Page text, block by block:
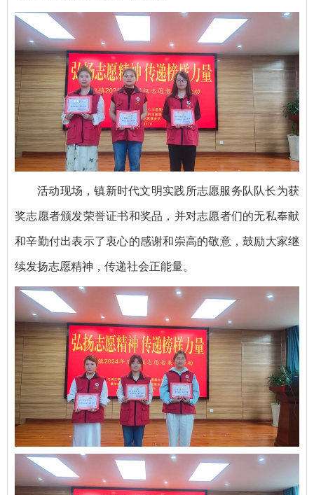
活动现场，镇新时代文明实践所志愿服务队队长为获
奖志愿者颁发荣誉证书和奖品，并对志愿者们的无私奉献
和辛勤付出表示了衷心的感谢和崇高的敬意，鼓励大家继
续发扬志愿精神，传递社会正能量。